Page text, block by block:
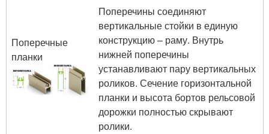
Поперечные
планки
Поперечины соединяют
вертикальные стойки в единую
конструкцию – раму. Внутрь
нижней поперечины
устанавливают пару вертикальных
роликов. Сечение горизонтальной
планки и высота бортов рельсовой
дорожки полностью скрывают
ролики.